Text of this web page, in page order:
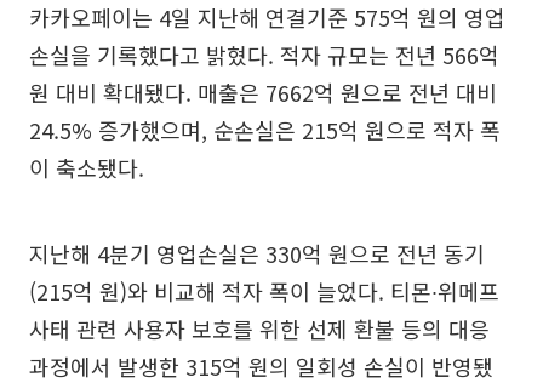
카카오페이는 4일 지난해 연결기준 575억 원의 영업
손실을 기록했다고 밝혔다. 적자 규모는 전년 566억
원 대비 확대됐다. 매출은 7662억 원으로 전년 대비
24.5% 증가했으며, 순손실은 215억 원으로 적자 폭
이 축소됐다.
지난해 4분기 영업손실은 330억 원으로 전년 동기
(215억 원)와 비교해 적자 폭이 늘었다. 티몬∙위메프
사태 관련 사용자 보호를 위한 선제 환불 등의 대응
과정에서 발생한 315억 원의 일회성 손실이 반영됐